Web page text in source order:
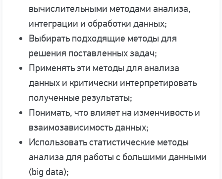
вычислительными методами анализа,
интеграции и обработки данных;
Выбирать подходящие методы для
решения поставленных задач;
Применять эти методы для анализа
данных и критически интерпретировать
полученные результаты;
Понимать, что влияет на изменчивость и
взаимозависимость данных;
Использовать статистические методы
анализа для работы с большими данными
(big data);